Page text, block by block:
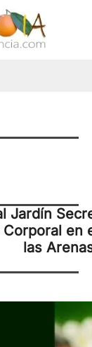
Jardín
Corporal en
las